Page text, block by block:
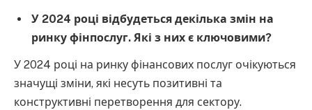
У 2024 році відбудеться декілька змін на
ринку фінпослуг. Які з них є ключовими?
У 2024 році на ринку фінансових послуг очікуються
значущі зміни, які несуть позитивні та
конструктивні перетворення для сектору.